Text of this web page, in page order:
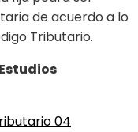
de acuerdo a lo
Tributario.
04